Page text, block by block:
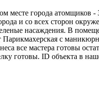
города атомщиков
и со всех сторон
насаждения. В
с
все мастера готовы
готовы. ID объекта в